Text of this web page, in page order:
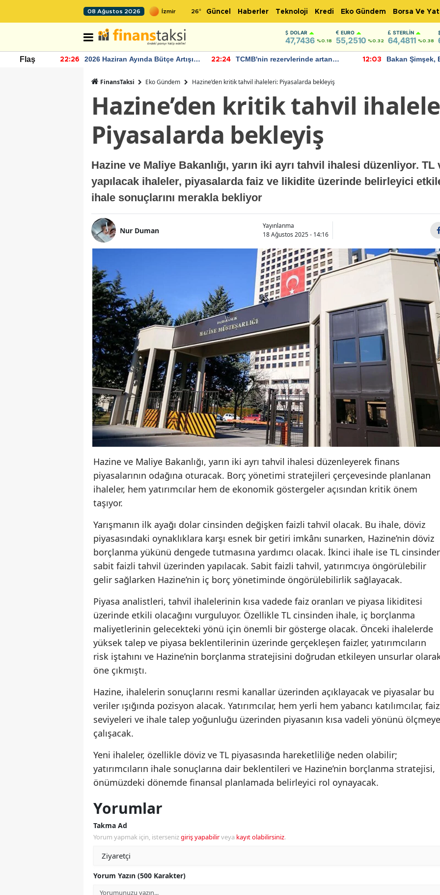
08 Ağustos 2026 26° Güncel Haberler Teknoloji Kredi Eko Gündem Borsa Ve
DOLAR
47,7436 %0.18
EURO
55,2510 %0.32
STERLIN
64,4811 %0.38
Flaş 22:26
2026 Haziran Ayında Bütçe Artışı
22:24
TCMB'nin rezervlerinde artan
12:03
Bakan Şimşek,
FinansTaksi Eko Gündem Hazine’den kritik tahvil ihaleleri: Piyasalarda bekleyiş
Hazine’den kritik tahvil
Piyasalarda bekleyiş
Hazine ve Maliye Bakanlığı, yarın iki ayrı tahvil ihalesi düzenliyor.
yapılacak ihaleler, piyasalarda faiz ve likidite üzerinde belirleyici
ihale sonuçlarını merakla bekliyor
Nur Duman
Yayınlanma
18 Ağustos 2025 - 14:16
Hazine ve Maliye Bakanlığı, yarın iki ayrı tahvil ihalesi düzenleyerek finans
piyasalarının odağına oturacak. Borç yönetimi stratejileri çerçevesinde planlanan
ihaleler, hem yatırımcılar hem de ekonomik göstergeler açısından kritik önem
taşıyor.
Yarışmanın ilk ayağı dolar cinsinden değişken faizli tahvil olacak. Bu ihale, döviz
piyasasındaki oynaklıklara karşı esnek bir getiri imkânı sunarken, Hazine’nin döviz
borçlanma yükünü dengede tutmasına yardımcı olacak. İkinci ihale ise TL
sabit faizli tahvil üzerinden yapılacak. Sabit faizli tahvil, yatırımcıya öngörülebilir
gelir sağlarken Hazine’nin iç borç yönetiminde öngörülebilirlik sağlayacak.
Piyasa analistleri, tahvil ihalelerinin kısa vadede faiz oranları ve piyasa likiditesi
üzerinde etkili olacağını vurguluyor. Özellikle TL cinsinden ihale, iç borçlanma
maliyetlerinin gelecekteki yönü için önemli bir gösterge olacak. Önceki ihalelerde
yüksek talep ve piyasa beklentilerinin üzerinde gerçekleşen faizler, yatırımcıların
risk iştahını ve Hazine’nin borçlanma stratejisini doğrudan etkileyen unsurlar
öne çıkmıştı.
Hazine, ihalelerin sonuçlarını resmi kanallar üzerinden açıklayacak ve piyasalar bu
veriler ışığında pozisyon alacak. Yatırımcılar, hem yerli hem yabancı katılımcılar, faiz
seviyeleri ve ihale talep yoğunluğu üzerinden piyasanın kısa vadeli yönünü ölçmeye
çalışacak.
Yeni ihaleler, özellikle döviz ve TL piyasasında hareketliliğe neden olabilir;
yatırımcıların ihale sonuçlarına dair beklentileri ve Hazine’nin borçlanma stratejisi,
önümüzdeki dönemde finansal planlamada belirleyici rol oynayacak.
Yorumlar
Takma Ad
Yorum yapmak için, istersenizgiriş yapabilirveya kayıt olabilirsiniz.
Yorum Yazın (500 Karakter)